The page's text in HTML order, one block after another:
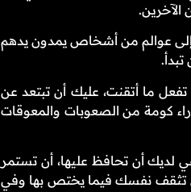
الآخرين.
إلى عوالم من أشخاص يمدون يدهم
ما أتقنت، عليك أن تبتعد عن
كومة من الصعوبات والمعوقات
لديك أن تحافظ عليها، أن تستمر
أن تثقف نفسك فيما يختص بها وفي